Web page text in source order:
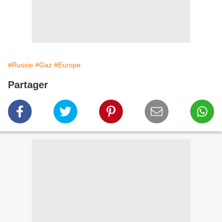
#Russie #Gaz #Europe
Partager